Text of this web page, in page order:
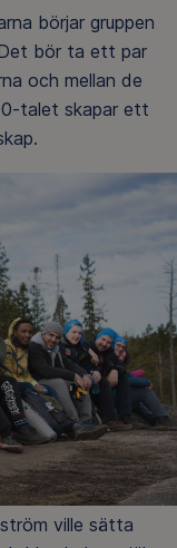
börjar gruppen
bör ta ett par
och mellan de
talet skapar ett
ville sätta